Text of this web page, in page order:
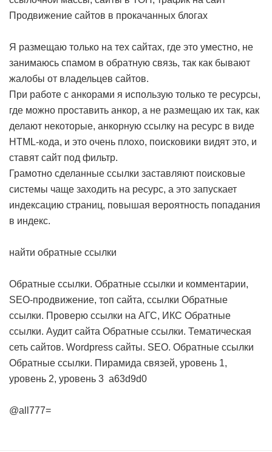
Продвижение сайтов в прокачанных блогах
Я размещаю только на тех сайтах, где это уместно, не
занимаюсь спамом в обратную связь, так как бывают
жалобы от владельцев сайтов.
При работе с анкорами я использую только те ресурсы,
где можно проставить анкор, а не размещаю их так, как
делают некоторые, анкорную ссылку на ресурс в виде
HTML-кода, и это очень плохо, поисковики видят это, и
ставят сайт под фильтр.
Грамотно сделанные ссылки заставляют поисковые
системы чаще заходить на ресурс, а это запускает
индексацию страниц, повышая вероятность попадания
в индекс.
найти обратные ссылки
Обратные ссылки. Обратные ссылки и комментарии,
SEO-продвижение, топ сайта, ссылки Обратные
ссылки. Проверю ссылки на АГС, ИКС Обратные
ссылки. Аудит сайта Обратные ссылки. Тематическая
сеть сайтов. Wordpress сайты. SEO. Обратные ссылки
Обратные ссылки. Пирамида связей, уровень 1,
уровень 2, уровень 3 a63d9d0
@all777=